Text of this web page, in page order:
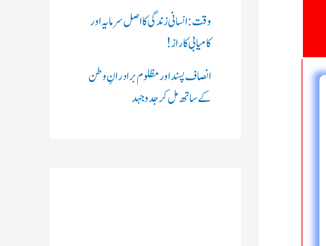
وقت: انسانی زندگی کا اصل سرمایہ اور
کامیابی کا راز !
انصاف پسند اور مظلوم برادرانِ وطن
کے ساتھ مل کر جدوجہد